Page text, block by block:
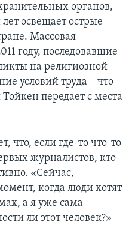
органов,
освещает острые
Массовая
году, последовавшие
на религиозной
условий труда – что
передает с места
что, если где-то что-то
журналистов, кто
«Cейчас, –
когда люди хотят
а я уже сама
ли этот человек?»